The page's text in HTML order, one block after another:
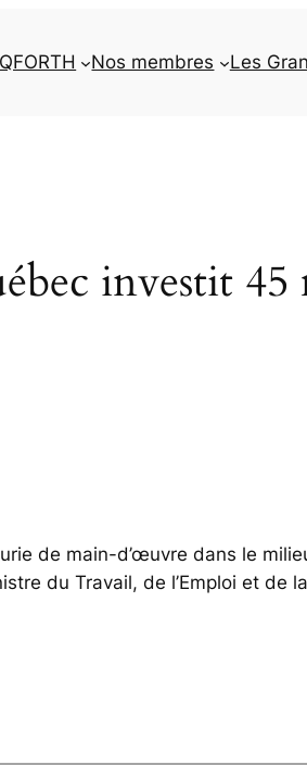
Nos membres Les
investit 45
de main-d’œuvre dans le
du Travail, de l’Emploi et de